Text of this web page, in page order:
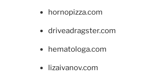
hornopizza.com
driveadragster.com
hematologa.com
lizaivanov.com